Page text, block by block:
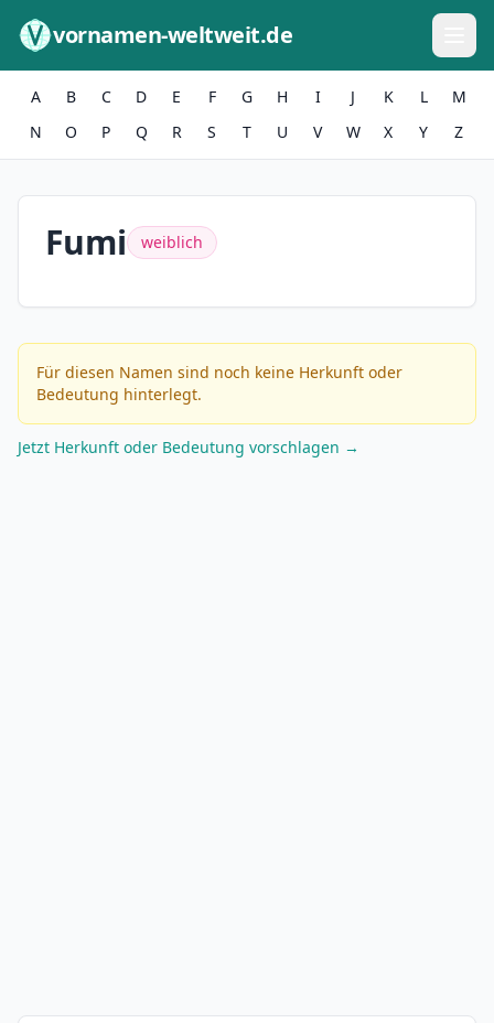
vornamen-weltweit.de
A B C D E F G H I J K L
M
N
O P Q R S T U V W X Y Z
Fumi weiblich
Für diesen Namen sind noch keine Herkunft oder
Bedeutung hinterlegt.
Jetzt Herkunft oder Bedeutung vorschlagen →